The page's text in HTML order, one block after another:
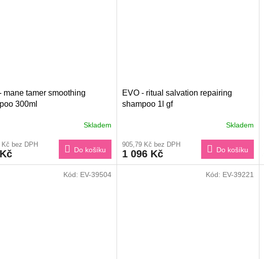
mane tamer smoothing
300ml
Skladem
bez DPH
Do košíku
EVO - ritual salvation repairing
shampoo 1l gf
Skladem
905,79 Kč bez DPH
1 096 Kč Do košíku
Kód: EV-39504 Kód: EV-39221